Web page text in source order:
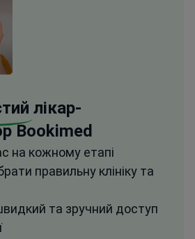
лікар-
Bookimed
на кожному етапі
правильну клініку та
та зручний доступ